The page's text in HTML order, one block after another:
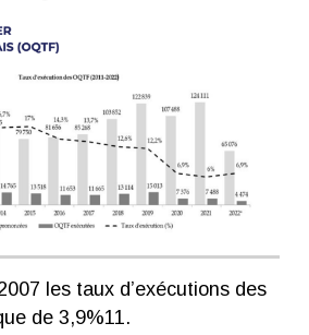
les taux d’exécutions des
de 3,9%11.